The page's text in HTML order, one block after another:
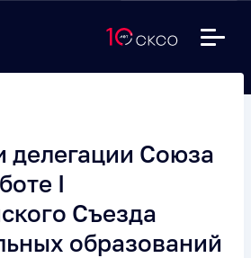
делегации Союза
I
Съезда
образований